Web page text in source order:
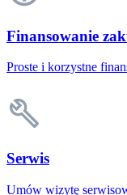
Finansowanie
Proste i korzystne
Serwis
Umów wizytę